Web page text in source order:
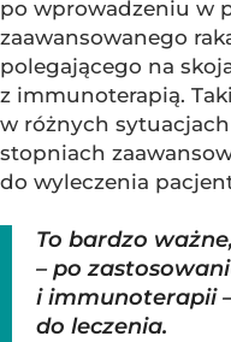
po wprowadzeniu w
zaawansowanego
polegającego na
z immunoterapią.
w różnych
stopniach
do wyleczenia
To bardzo
– po
i immunoterapii
do leczenia.